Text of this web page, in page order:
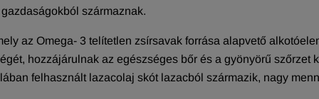
származnak.
az Omega- 3 telítetlen zsírsavak forrása alapvető
hozzájárulnak az egészséges bőr és a gyönyörű
felhasznált lazacolaj skót lazacból származik, nagy